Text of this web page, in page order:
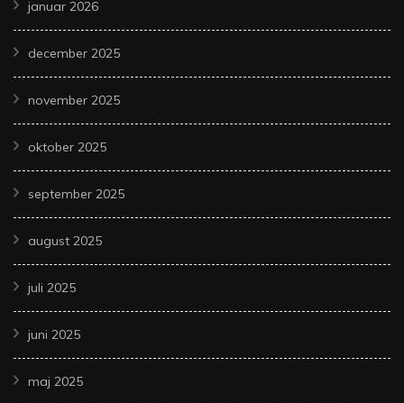
januar 2026
december 2025
november 2025
oktober 2025
september 2025
august 2025
juli 2025
juni 2025
maj 2025